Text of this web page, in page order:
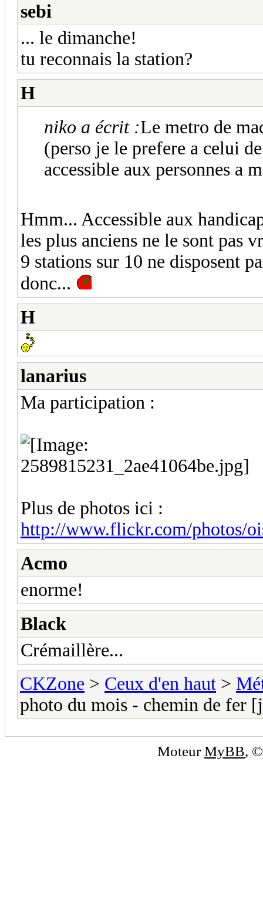
sebi
... le dimanche!
tu reconnais la station?
H
niko a écrit :Le metro de
(perso je le prefere a celui
accessible aux personnes a
Hmm... Accessible aux
les plus anciens ne le sont pas
9 stations sur 10 ne disposent
donc...
H
lanarius
Ma participation :
Plus de photos ici :
http://www.flickr.com/photos/
Acmo
enorme!
Black
Crémaillère...
CKZone > Ceux d'en haut >
photo du mois - chemin de fer
MoteurMyBB,